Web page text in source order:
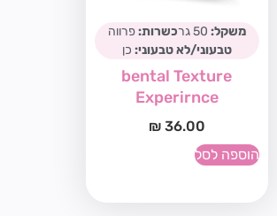
משקל: 50 גר כשרות:פרווה
טבעוני/לא טבעוני: כן
bental Texture
Experirnce
₪36.00
הוספה לסל